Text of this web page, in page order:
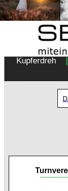
Copyright
Kupferdreh
|